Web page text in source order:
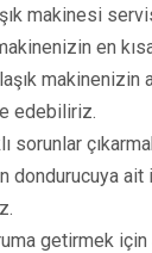
makinesi
en
makinenizin
edebiliriz.
dondurucuya ait
getirmek için